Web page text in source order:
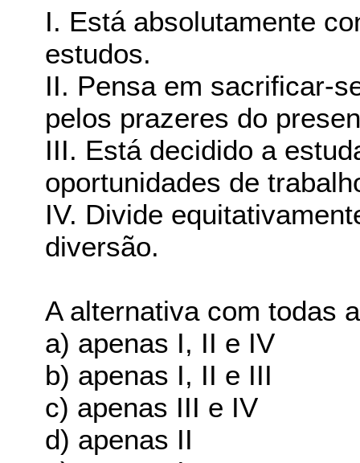
I. Está absolutamente
estudos.
II. Pensa em sacrificar-
pelos prazeres do
III. Está decidido a
oportunidades de
IV. Divide
diversão.
A alternativa com todas
a) apenas I, II e IV
b) apenas I, II e III
c) apenas III e IV
d) apenas II